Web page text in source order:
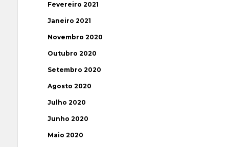
Fevereiro 2021
Janeiro 2021
Novembro 2020
Outubro 2020
Setembro 2020
Agosto 2020
Julho 2020
Junho 2020
Maio 2020